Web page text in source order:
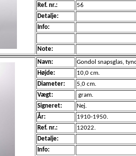
Ref. nr.:
56
Detalje:
Info:
Note:
Navn:
Gondol snapsglas,
Højde:
10,0 cm.
Diameter:
5,0 cm.
Vægt:
gram.
Signeret:
Nej.
År:
1910-1950.
Ref. nr.:
12022.
Detalje:
Info: